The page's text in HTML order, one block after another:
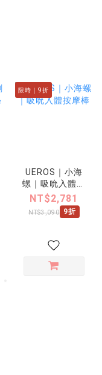
限時｜9折
UEROS｜小海
螺｜吸吮入體按
摩棒
NT$2,781
NT$3,090 9折